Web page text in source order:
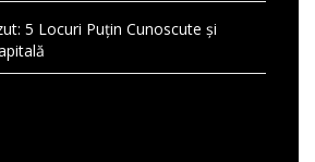
5 Locuri Puțin Cunoscute și